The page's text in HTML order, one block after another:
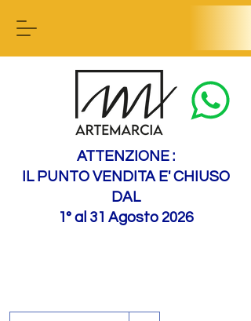
ATTENZIONE :
IL PUNTO VENDITA E' CHIUSO
DAL
1° al 31 Agosto 2026